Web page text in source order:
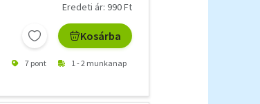
Eredeti ár: 990 Ft
Kosárba
7 pont 1 - 2 munkanap